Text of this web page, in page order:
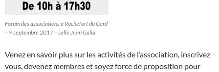
Forum des associations à Rochefort du Gard
– 9 septembre 2017 – salle Jean Galia
Venez en savoir plus sur les activités de l’association, inscrivez
vous, devenez membres et soyez force de proposition pour